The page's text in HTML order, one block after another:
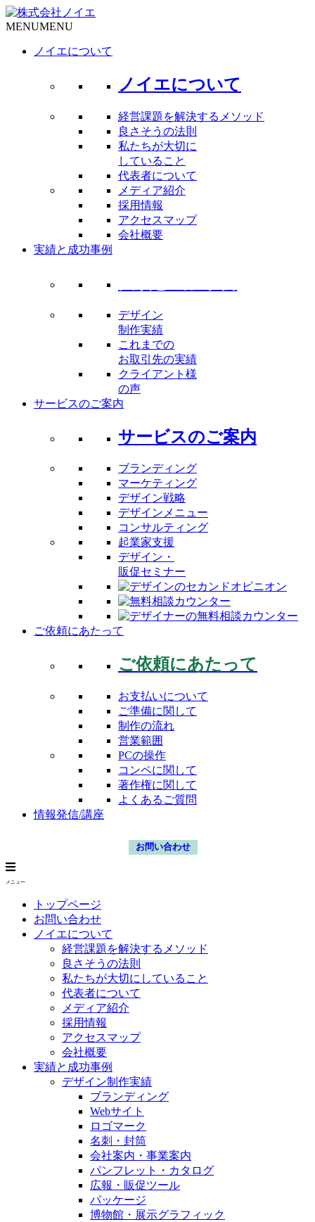
MENUMENU
ノイエについて
ノイエについて
経営課題を解決するメソッド
良さそうの法則
私たちが大切に
していること
代表者について
メディア紹介
採用情報
アクセスマップ
会社概要
実績と成功事例
デザイン
制作実績
これまでの
お取引先の実績
クライアント様
の声
サービスのご案内
サービスのご案内
ブランディング
マーケティング
デザイン戦略
デザインメニュー
コンサルティング
起業家支援
デザイン・
販促セミナー
ご依頼にあたって
ご依頼にあたって
お支払いについて
ご準備に関して
制作の流れ
営業範囲
PCの操作
コンペに関して
著作権に関して
よくあるご質問
情報発信/講座
お問い合わせ
メニュー
トップページ
お問い合わせ
ノイエについて
経営課題を解決するメソッド
良さそうの法則
私たちが大切にしていること
代表者について
メディア紹介
採用情報
アクセスマップ
会社概要
実績と成功事例
デザイン制作実績
ブランディング
Webサイト
ロゴマーク
名刺・封筒
会社案内・事業案内
パンフレット・カタログ
広報・販促ツール
パッケージ
博物館・展示グラフィック